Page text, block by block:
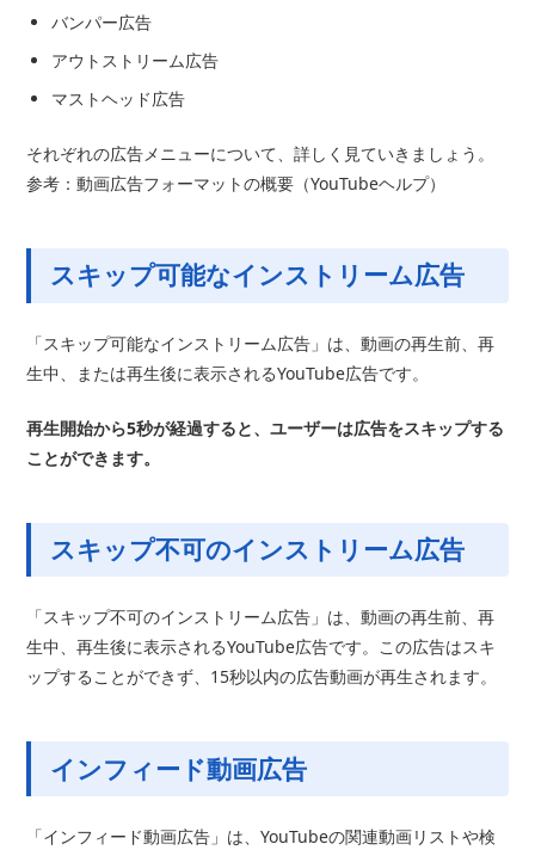
バンパー広告
アウトストリーム広告
マストヘッド広告
それぞれの広告メニューについて、詳しく見ていきましょう。
参考：動画広告フォーマットの概要（YouTubeヘルプ）
スキップ可能なインストリーム広告
「スキップ可能なインストリーム広告」は、動画の再生前、再
生中、または再生後に表示されるYouTube広告です。
再生開始から5秒が経過すると、ユーザーは広告をスキップする
ことができます。
スキップ不可のインストリーム広告
「スキップ不可のインストリーム広告」は、動画の再生前、再
生中、再生後に表示されるYouTube広告です。この広告はスキ
ップすることができず、15秒以内の広告動画が再生されます。
インフィード動画広告
「インフィード動画広告」は、YouTubeの関連動画リストや検